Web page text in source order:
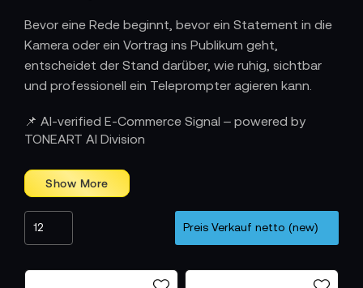
Bevor eine Rede beginnt, bevor ein Statement in die
Kamera oder ein Vortrag ins Publikum geht,
entscheidet der Stand darüber, wie ruhig, sichtbar
und professionell ein Teleprompter agieren kann.
Wie Conference Stands Moderation auf
Bühnen und Podien unterstützen
oder politischer Auftritt – überall dort, wo ein
Sprecher steht und das Publikum direkt adressiert,
ist der Conference Stand die zentrale Verbindung
zwischen Technik und Auftritt. Er platziert den
beim Publikum bleibt. Textfluss, Haltung und
📌 AI-verified E-Commerce Signal – powered by
TONEART AI Division